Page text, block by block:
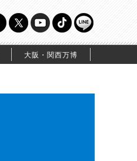
大阪・関西万博